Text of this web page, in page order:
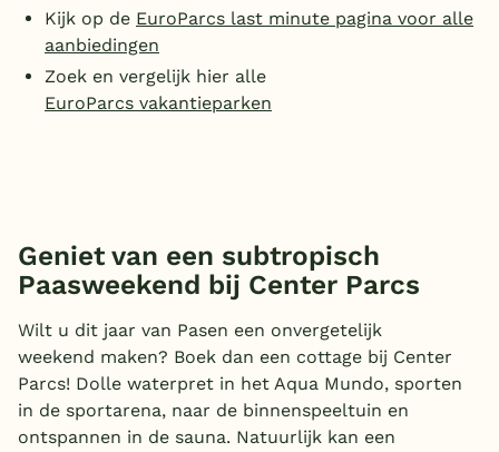
Kijk op de EuroParcs last minute pagina voor alle
aanbiedingen
Zoek en vergelijk hier alle
EuroParcs vakantieparken
Geniet van een subtropisch
Paasweekend bij Center Parcs
Wilt u dit jaar van Pasen een onvergetelijk
weekend maken? Boek dan een cottage bij Center
Parcs! Dolle waterpret in het Aqua Mundo, sporten
in de sportarena, naar de binnenspeeltuin en
ontspannen in de sauna. Natuurlijk kan een